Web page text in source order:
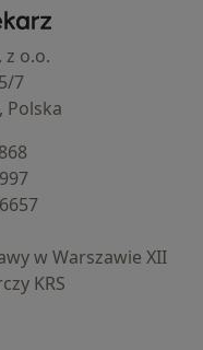
- Strona główna
z o.o.
7
Polska
w Warszawie XII
KRS